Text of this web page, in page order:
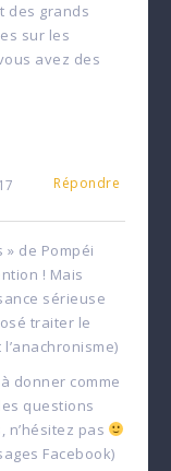
des grands
sur les
avez des
Répondre
» de Pompéi
! Mais
sérieuse
traiter le
donner comme
questions
n’hésitez pas
Facebook)